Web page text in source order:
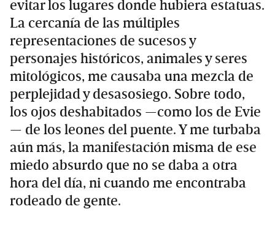
evitar los lugares donde hubiera estatuas.
La cercanía de las múltiples
representaciones de sucesos y
personajes históricos, animales y seres
mitológicos, me causaba una mezcla de
perplejidad y desasosiego. Sobre todo,
los ojos deshabitados —como los de Evie
— de los leones del puente. Y me turbaba
aún más, la manifestación misma de ese
miedo absurdo que no se daba a otra
hora del día, ni cuando me encontraba
rodeado de gente.